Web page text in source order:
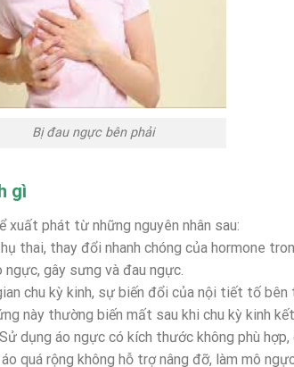
Bị đau ngực bên phải
gì
xuất phát từ những nguyên nhân sau:
thai, thay đổi nhanh chóng của hormone
gây sưng và đau ngực.
chu kỳ kinh, sự biến đổi của nội tiết tố
này thường biến mất sau khi chu kỳ kinh
dụng áo ngực có kích thước không phù hợp,
quá rộng không hỗ trợ nâng đỡ, làm mô